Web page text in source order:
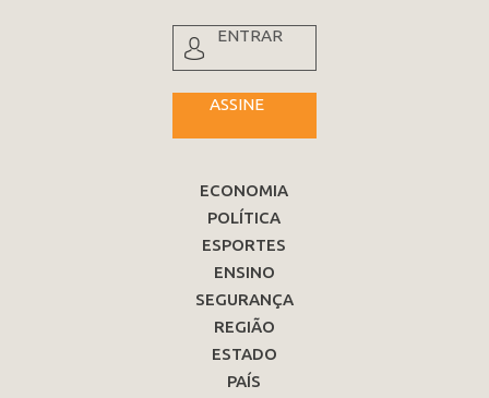
ENTRAR
ASSINE
ECONOMIA
POLÍTICA
ESPORTES
ENSINO
SEGURANÇA
REGIÃO
ESTADO
PAÍS